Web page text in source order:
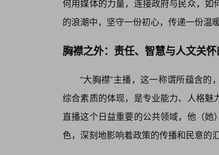
何用媒体的力量，连接政府与民众，
的浪潮中，坚守一份初心，传递一份温
胸襟之外：责任、智慧与人文关
“大胸襟”主播，这一称谓所蕴含
综合素质的体现，是专业能力、人格
直播这个日益重要的公共领域，他（
色，深刻地影响着政策的传播和民意的